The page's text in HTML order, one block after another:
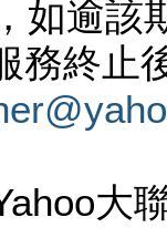
如逾該
務終止
大